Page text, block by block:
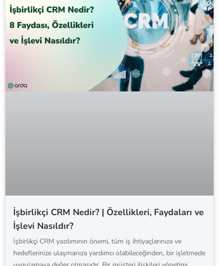
İşbirlikçi CRM Nedir? | Özellikleri, Faydaları ve
İşlevi Nasıldır?
İşbirlikçi CRM yazılımının önemi, tüm iş ihtiyaçlarınıza ve
hedeflerinize ulaşmanıza yardımcı olabileceğinden, bir işletmede